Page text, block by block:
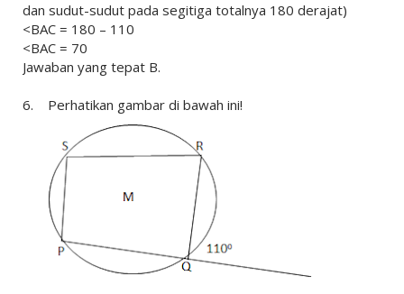
dan sudut-sudut pada segitiga totalnya 180 derajat)
<BAC = 180 – 110
<BAC = 70
Jawaban yang tepat B.
6. Perhatikan gambar di bawah ini!